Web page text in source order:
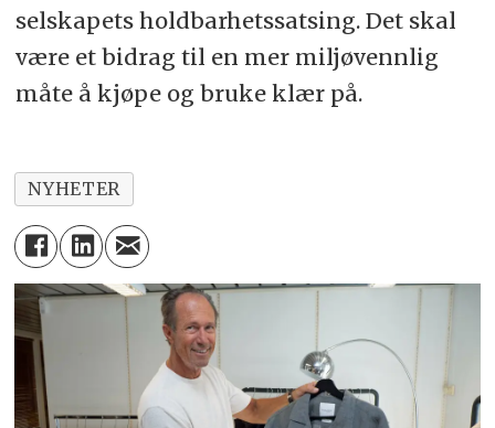
selskapets holdbarhetssatsing. Det skal
være et bidrag til en mer miljøvennlig
måte å kjøpe og bruke klær på.
NYHETER